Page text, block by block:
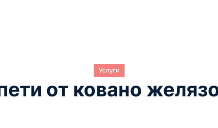
Услуги
от ковано